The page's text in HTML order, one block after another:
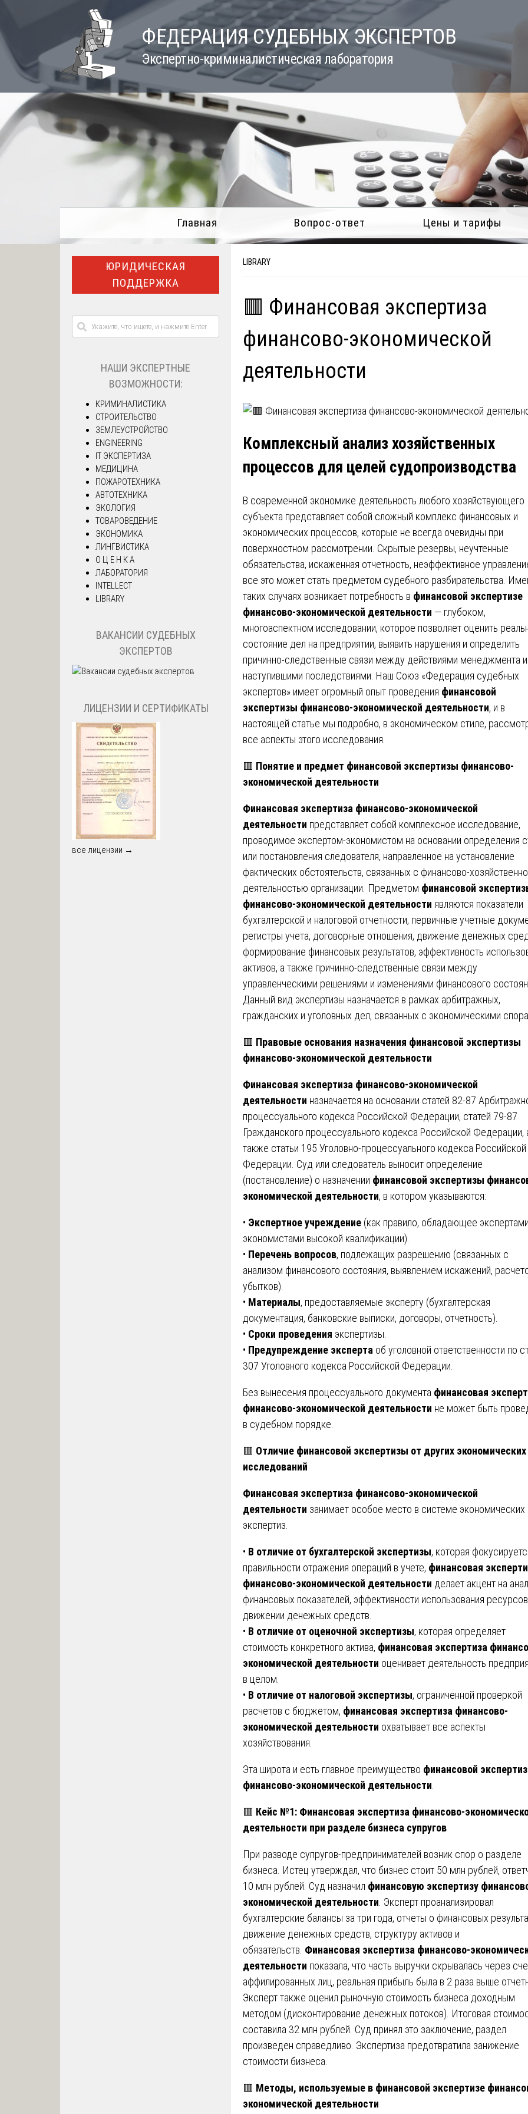
content
ФЕДЕРАЦИЯ СУДЕБНЫХ ЭКСПЕРТОВ
Экспертно-криминалистическая лаборатория
Главная Вопрос-ответ Цены и тарифы
LIBRARY
🟥 Финансовая экспертиза
финансово-экономической
деятельности
Комплексный анализ хозяйственных
процессов для целей судопроизводства
В современной экономике деятельность любого хозяйствующего
субъекта представляет собой сложный комплекс финансовых и
экономических процессов, которые не всегда очевидны при
поверхностном рассмотрении. Скрытые резервы, неучтенные
обязательства, искаженная отчетность, неэффективное
все это может стать предметом судебного разбирательства.
таких случаях возникает потребность в финансовой экспертизе
финансово-экономической деятельности — глубоком,
многоаспектном исследовании, которое позволяет оценить
состояние дел на предприятии, выявить нарушения и определить
причинно-следственные связи между действиями менеджмента и
наступившими последствиями. Наш Союз «Федерация судебных
экспертов» имеет огромный опыт проведения финансовой
экспертизы финансово-экономической деятельности, и в
настоящей статье мы подробно, в экономическом стиле,
все аспекты этого исследования.
🟥 Понятие и предмет финансовой экспертизы финансово-
экономической деятельности
Финансовая экспертиза финансово-экономической
деятельности представляет собой комплексное исследование,
проводимое экспертом-экономистом на основании определения
или постановления следователя, направленное на установление
фактических обстоятельств, связанных с финансово-
деятельностью организации. Предметом финансовой
финансово-экономической деятельности являются показатели
бухгалтерской и налоговой отчетности, первичные учетные
регистры учета, договорные отношения, движение денежных
формирование финансовых результатов, эффективность
активов, а также причинно-следственные связи между
управленческими решениями и изменениями финансового
Данный вид экспертизы назначается в рамках арбитражных,
гражданских и уголовных дел, связанных с экономическими
🟥 Правовые основания назначения финансовой экспертизы
финансово-экономической деятельности
Финансовая экспертиза финансово-экономической
деятельности назначается на основании статей 82-87
процессуального кодекса Российской Федерации, статей 79-87
Гражданского процессуального кодекса Российской Федерации,
также статьи 195 Уголовно-процессуального кодекса Российской
Федерации. Суд или следователь выносит определение
(постановление) о назначении финансовой экспертизы
экономической деятельности, в котором указываются:
• Экспертное учреждение (как правило, обладающее
экономистами высокой квалификации).
• Перечень вопросов, подлежащих разрешению (связанных с
анализом финансового состояния, выявлением искажений,
убытков).
• Материалы, предоставляемые эксперту (бухгалтерская
документация, банковские выписки, договоры, отчетность).
• Сроки проведения экспертизы.
• Предупреждение эксперта об уголовной ответственности по
307 Уголовного кодекса Российской Федерации.
Без вынесения процессуального документа финансовая
финансово-экономической деятельности не может быть
в судебном порядке.
🟥 Отличие финансовой экспертизы от других экономических
исследований
Финансовая экспертиза финансово-экономической
деятельности занимает особое место в системе экономических
экспертиз.
• В отличие от бухгалтерской экспертизы, которая
правильности отражения операций в учете, финансовая
финансово-экономической деятельности делает акцент на
финансовых показателей, эффективности использования
движении денежных средств.
• В отличие от оценочной экспертизы, которая определяет
стоимость конкретного актива, финансовая экспертиза
экономической деятельности оценивает деятельность
в целом.
• В отличие от налоговой экспертизы, ограниченной проверкой
расчетов с бюджетом, финансовая экспертиза финансово-
экономической деятельности охватывает все аспекты
хозяйствования.
Эта широта и есть главное преимущество финансовой
финансово-экономической деятельности
🟥 Кейс №1: Финансовая экспертиза финансово-
деятельности при разделе бизнеса супругов
При разводе супругов-предпринимателей возник спор о разделе
бизнеса. Истец утверждал, что бизнес стоит 50 млн рублей,
10 млн рублей. Суд назначил финансовую экспертизу
экономической деятельности . Эксперт проанализировал
бухгалтерские балансы за три года, отчеты о финансовых
движение денежных средств, структуру активов и
обязательств. Финансовая экспертиза финансово-
деятельности показала, что часть выручки скрывалась через
аффилированных лиц, реальная прибыль была в 2 раза выше
Эксперт также оценил рыночную стоимость бизнеса доходным
методом (дисконтирование денежных потоков). Итоговая
составила 32 млн рублей. Суд принял это заключение, раздел
произведен справедливо. Экспертиза предотвратила занижение
стоимости бизнеса.
🟥 Методы, используемые в финансовой экспертизе
экономической деятельности
ЮРИДИЧЕСКАЯ
ПОДДЕРЖКА
НАШИ ЭКСПЕРТНЫЕ
ВОЗМОЖНОСТИ:
КРИМИНАЛИСТИКА
СТРОИТЕЛЬСТВО
ЗЕМЛЕУСТРОЙСТВО
ENGINEERING
IT ЭКСПЕРТИЗА
МЕДИЦИНА
ПОЖАРОТЕХНИКА
АВТОТЕХНИКА
ЭКОЛОГИЯ
ТОВАРОВЕДЕНИЕ
ЭКОНОМИКА
ЛИНГВИСТИКА
О Ц Е Н К А
ЛАБОРАТОРИЯ
INTELLECT
LIBRARY
ВАКАНСИИ СУДЕБНЫХ
ЭКСПЕРТОВ
ЛИЦЕНЗИИ И СЕРТИФИКАТЫ
все лицензии →